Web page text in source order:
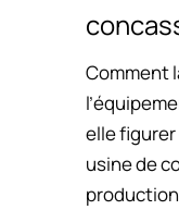
Comment
elle figurer
usine de